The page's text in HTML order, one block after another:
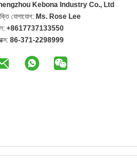
Kebona Industry Co., Ltd
যোগাযোগ: Ms. Rose Lee
+8617737133550
86-371-2298999